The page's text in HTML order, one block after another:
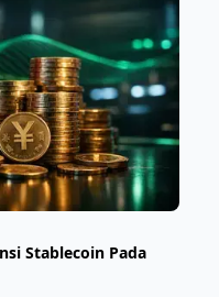
Stablecoin Pada